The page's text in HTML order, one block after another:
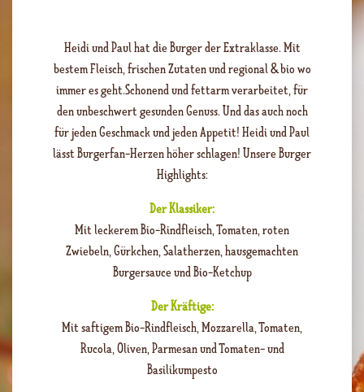
Heidi und Paul hat die Burger der Extraklasse. Mit
bestem Fleisch, frischen Zutaten und regional & bio wo
immer es geht.Schonend und fettarm verarbeitet, für
den unbeschwert gesunden Genuss. Und das auch noch
für jeden Geschmack und jeden Appetit! Heidi und Paul
lässt Burgerfan-Herzen höher schlagen! Unsere Burger
Highlights:
Der Klassiker:
Mit leckerem Bio-Rindfleisch, Tomaten, roten
Zwiebeln, Gürkchen, Salatherzen, hausgemachten
Burgersauce und Bio-Ketchup
Der Kräftige:
Mit saftigem Bio-Rindfleisch, Mozzarella, Tomaten,
Rucola, Oliven, Parmesan und Tomaten- und
Basilikumpesto